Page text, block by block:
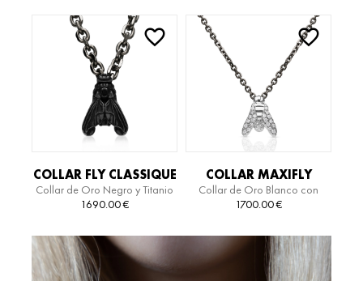
COLLAR FLY CLASSIQUE
TITANIUM
Collar de Oro Negro y Titanio
1690.00€
COLLAR MAXIFLY
ESSENTIAL TITANIUM
Collar de Oro Blanco con
Diamantes y Titanio
1700.00€